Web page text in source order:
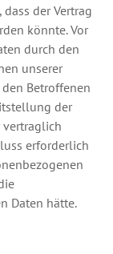
der Vertrag
könnte. Vor
durch den
unserer
Betroffenen
der
vertraglich
erforderlich
Daten hätte.